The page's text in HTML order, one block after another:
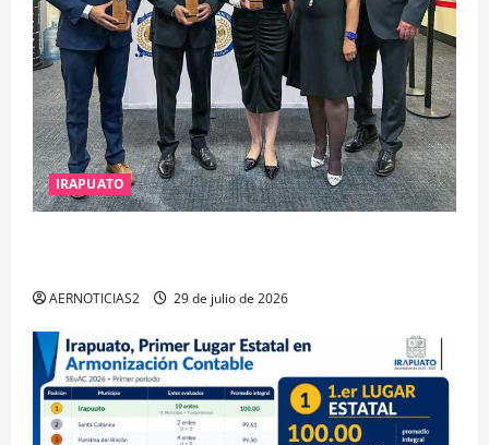
IRAPUATO
AERNOTICIAS2 29 de julio de 2026